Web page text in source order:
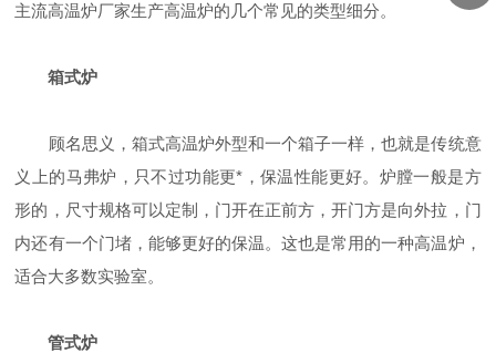
主流高温炉厂家生产高温炉的几个常见的类型细分。
箱式炉
顾名思义，箱式高温炉外型和一个箱子一样，也就是传统意
义上的马弗炉，只不过功能更*，保温性能更好。炉膛一般是方
形的，尺寸规格可以定制，门开在正前方，开门方是向外拉，门
内还有一个门堵，能够更好的保温。这也是常用的一种高温炉，
适合大多数实验室。
管式炉